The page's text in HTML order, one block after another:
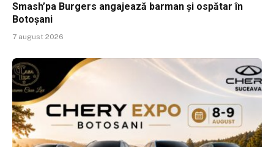
Smash’pa Burgers angajează barman și ospătar în
Botoșani
7 august 2026